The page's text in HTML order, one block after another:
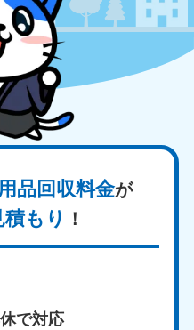
品回収料金が
もり ！
で対応